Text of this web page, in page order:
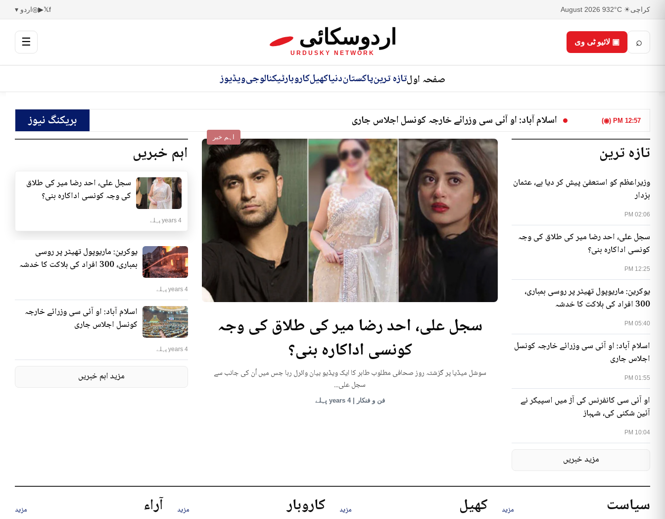
کراچی☀ 32°C
9 August 2026
f
𝕏
▶
◎اردو ▾
⌕ ▣ لائیو ٹی وی اردوسکائی
URDUSKY NETWORK
☰
صفحہ اولتازہ ترینپاکستاندنیاکھیلکاروبارٹیکنالوجیویڈیوز
12:57 PM (◉) اسلام آباد: او آئی سی وزرائے خارجہ کونسل اجلاس جاری بریکنگ نیوز
تازہ ترین
02:06 PM
وزیراعظم کو استعفیٰ پیش کر دیا ہے، عثمان
بزدار
12:25 PM
سجل علی، احد رضا میر کی طلاق کی وجہ
کونسی اداکارہ بنی؟
05:40 PM
یوکرین: ماریوپول تھیٹر پر روسی بمباری،
300 افراد کی ہلاکت کا خدشہ
01:55 PM
اسلام آباد: او آئی سی وزرائے خارجہ کونسل
اجلاس جاری
10:04 PM
او آئی سی کانفرنس کی آڑ میں اسپیکر نے
آئین شکنی کی، شہباز
مزید خبریں
اہم خبر
یوکرین: ماریوپول تھیٹر پر روسی بمباری، 300
افراد کی ہلاکت کا خدشہ
یوکرینی حکام نے مقامی تھیٹر پر روسی بمباری میں میں بڑی تعداد میں ہلاکتوں کا خدشہ ظاہر کیا اور کہا
کہ کم...
انٹرنیشنل | 4 years پہلے
اہم خبریں
سجل علی، احد رضا میر کی طلاق
کی وجہ کونسی اداکارہ بنی؟
4 years پہلے
یوکرین: ماریوپول تھیٹر پر روسی
بمباری، 300 افراد کی ہلاکت کا خدشہ
4 years پہلے
اسلام آباد: او آئی سی وزرائے خارجہ
کونسل اجلاس جاری
4 years پہلے
مزید اہم خبریں
سیاست مزید کھیل مزید کاروبار مزید آراء مزید